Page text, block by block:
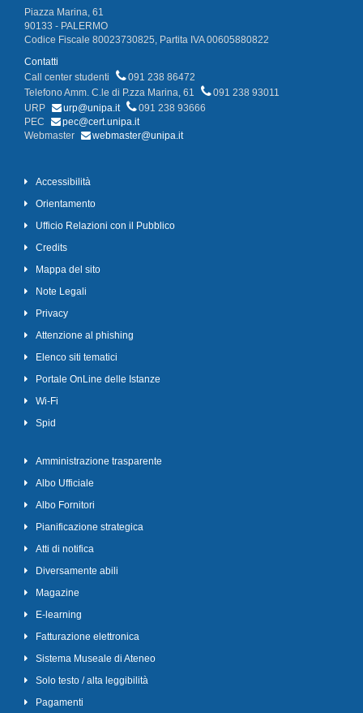
Piazza Marina, 61
90133 - PALERMO
Codice Fiscale 80023730825, Partita IVA 00605880822
Contatti
Call center studenti
091 238 86472
Telefono Amm. C.le di P.zza Marina, 61
091 238 93011
URP
urp@unipa.it
091 238 93666
PEC
pec@cert.unipa.it
Webmaster
webmaster@unipa.it
Accessibilità
Orientamento
Ufficio Relazioni con il Pubblico
Credits
Mappa del sito
Note Legali
Privacy
Attenzione al phishing
Elenco siti tematici
Portale OnLine delle Istanze
Wi-Fi
Spid
Amministrazione trasparente
Albo Ufficiale
Albo Fornitori
Pianificazione strategica
Atti di notifica
Diversamente abili
Magazine
E-learning
Fatturazione elettronica
Sistema Museale di Ateneo
Solo testo / alta leggibilità
Pagamenti